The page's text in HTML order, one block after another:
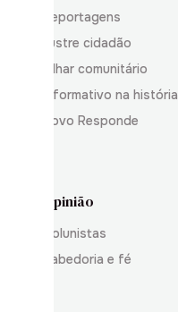
Reportagens
Ilustre cidadão
Olhar comunitário
Informativo na história
Povo Responde
Opinião
Colunistas
Sabedoria e fé